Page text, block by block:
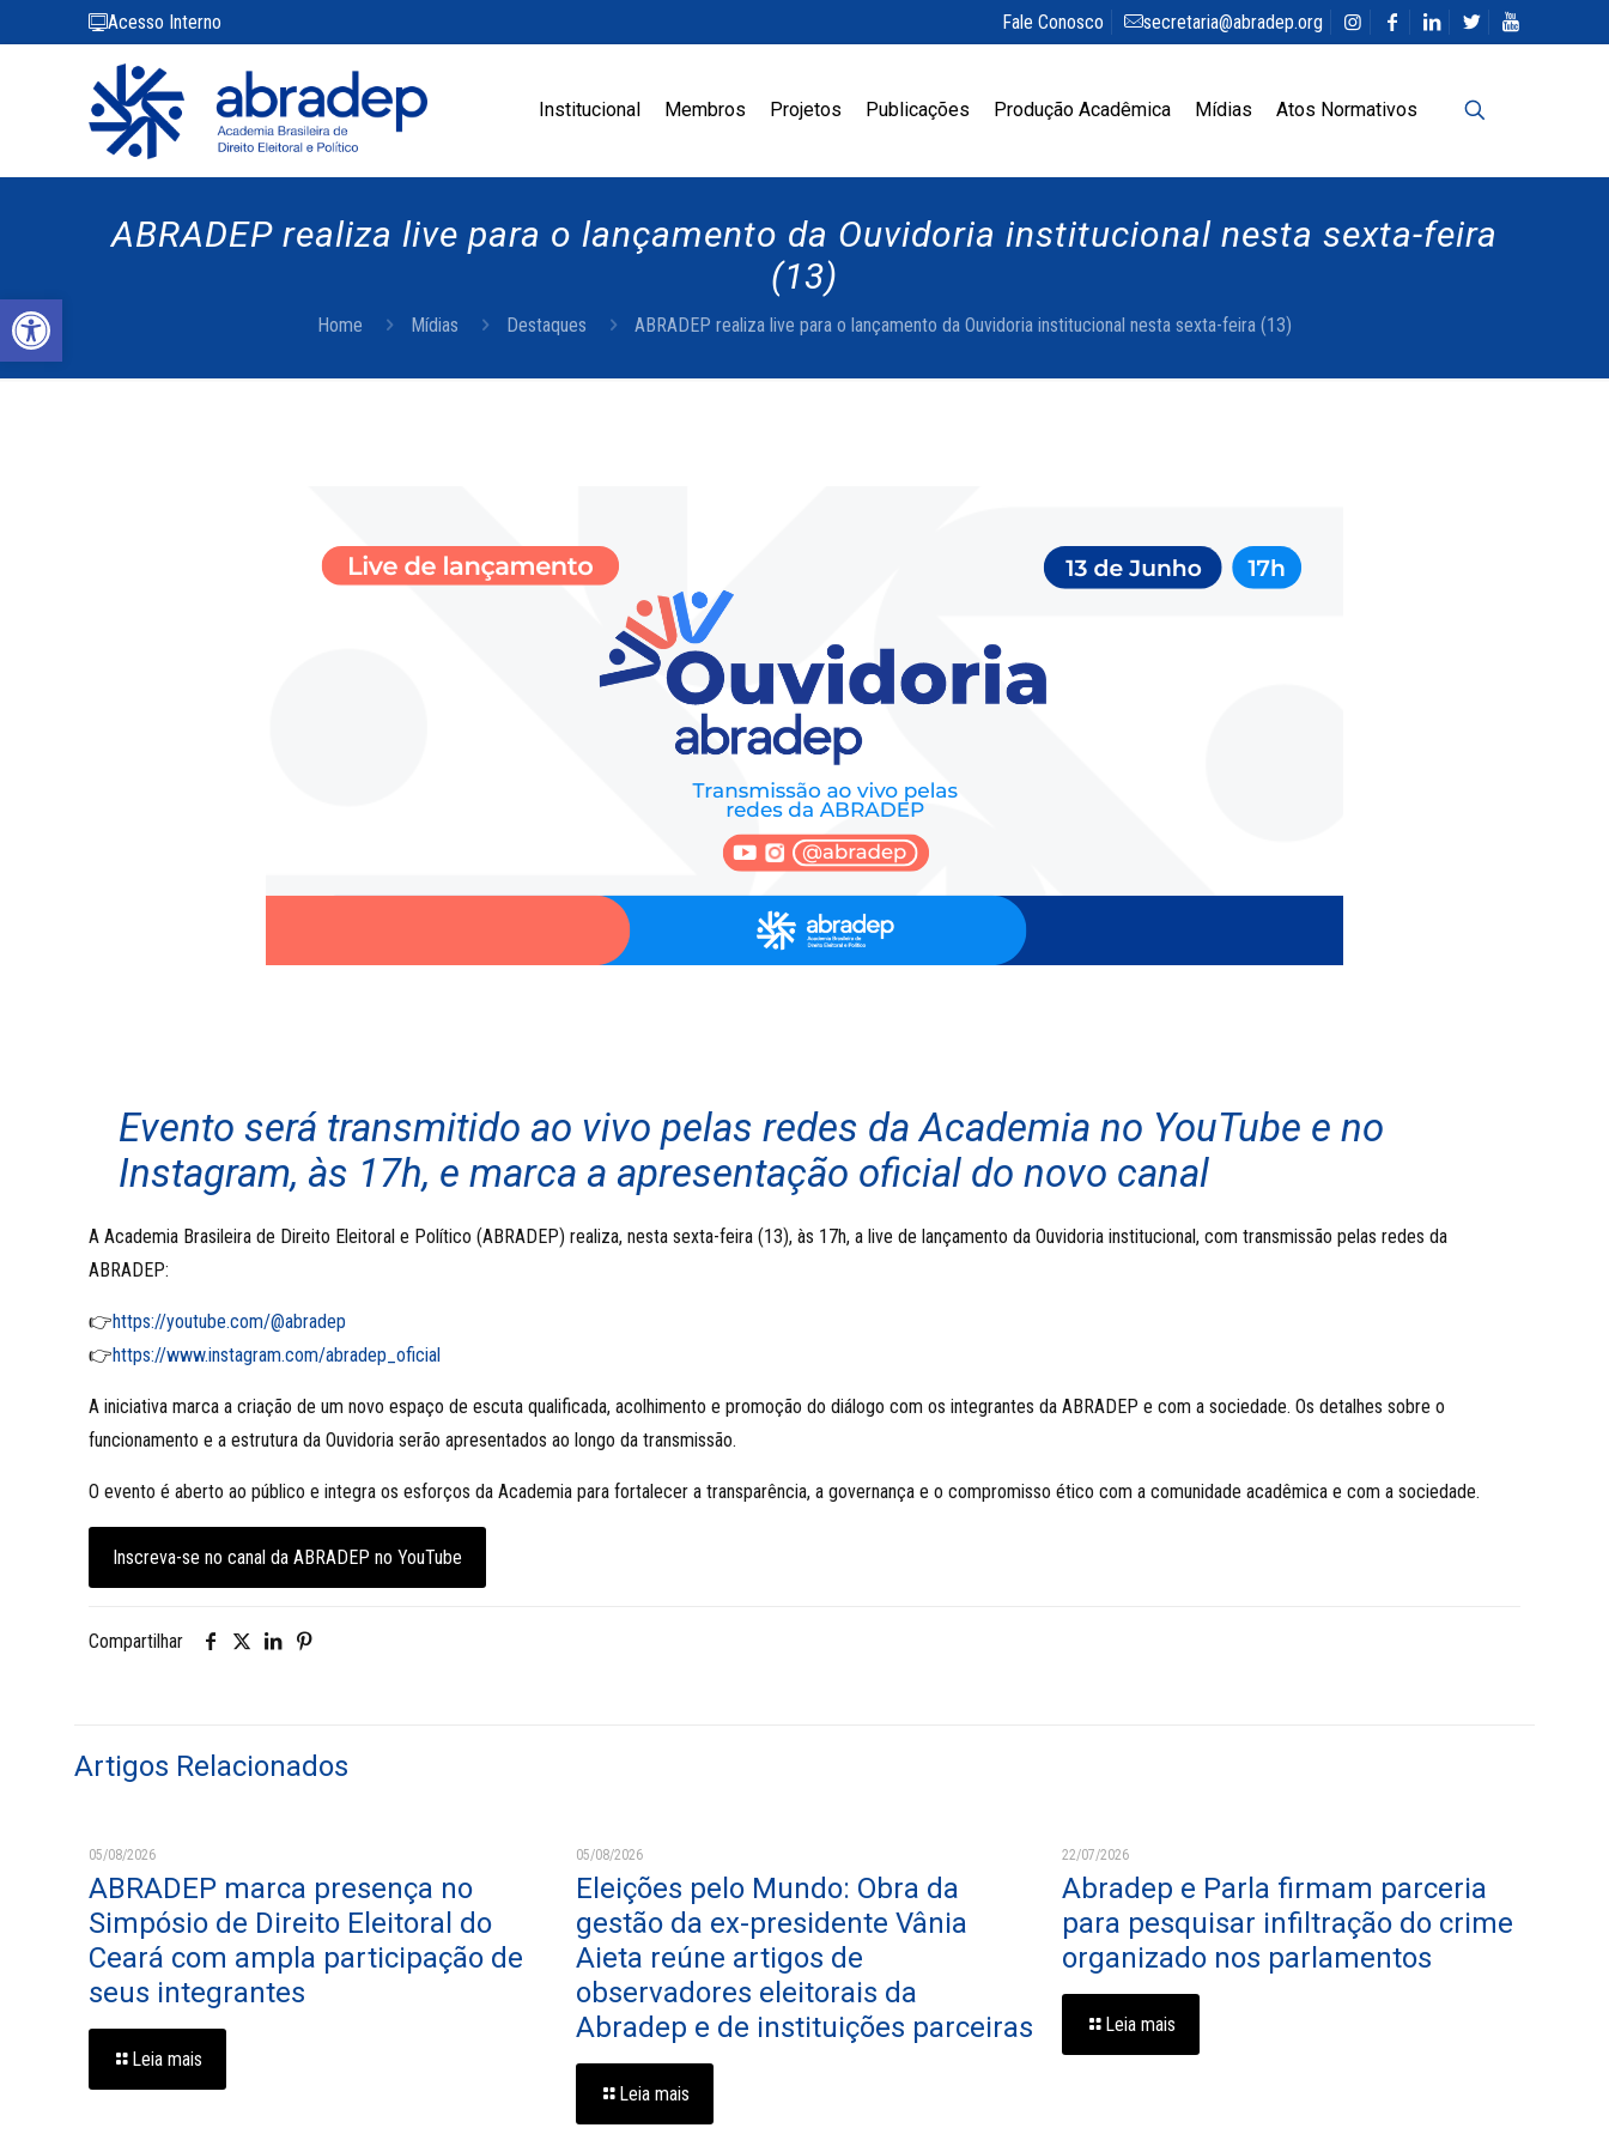
Acesso Interno Fale Conosco secretaria@abradep.org
Institucional Membros Projetos Publicações Produção Acadêmica Mídias Atos Normativos
ABRADEP realiza live para o lançamento da Ouvidoria institucional nesta sexta-feira
(13)
Home Mídias Destaques ABRADEP realiza live para o lançamento da Ouvidoria institucional nesta sexta-feira (13)
Evento será transmitido ao vivo pelas redes da Academia no YouTube e no
Instagram, às 17h, e marca a apresentação oficial do novo canal
A Academia Brasileira de Direito Eleitoral e Político (ABRADEP) realiza, nesta sexta-feira (13), às 17h, a live de lançamento da Ouvidoria institucional, com transmissão pelas redes da
ABRADEP:
👉https://youtube.com/@abradep
👉https://www.instagram.com/abradep_oficial
A iniciativa marca a criação de um novo espaço de escuta qualificada, acolhimento e promoção do diálogo com os integrantes da ABRADEP e com a sociedade. Os detalhes sobre o
funcionamento e a estrutura da Ouvidoria serão apresentados ao longo da transmissão.
O evento é aberto ao público e integra os esforços da Academia para fortalecer a transparência, a governança e o compromisso ético com a comunidade acadêmica e com a sociedade.
Inscreva-se no canal da ABRADEP no YouTube
Compartilhar
Artigos Relacionados
05/08/2026
ABRADEP marca presença no
Simpósio de Direito Eleitoral do
Ceará com ampla participação de
seus integrantes
Leia mais
05/08/2026
Eleições pelo Mundo: Obra da
gestão da ex-presidente Vânia
Aieta reúne artigos de
observadores eleitorais da
Abradep e de instituições parceiras
Leia mais
22/07/2026
Abradep e Parla firmam parceria
para pesquisar infiltração do crime
organizado nos parlamentos
Leia mais
Abrir a barra de ferramentas